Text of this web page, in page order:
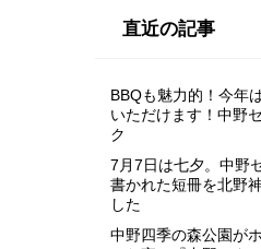
直近の記事
BBQも魅力的！今年
いただけます！中野
ク
7月7日は七夕。中野
書かれた短冊を北野
した
中野四季の森公園が